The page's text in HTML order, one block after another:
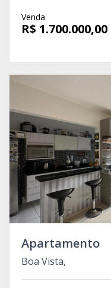
Venda
R$ 1.700.000,00
Apartamento
Boa Vista,